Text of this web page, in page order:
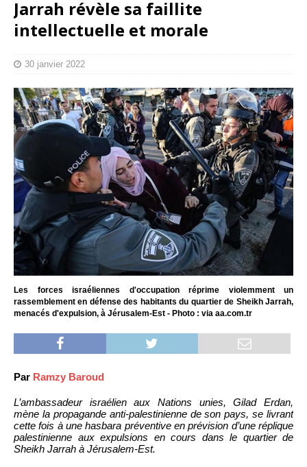
Jarrah révèle sa faillite
intellectuelle et morale
30 janvier 2022
Les forces israéliennes d'occupation réprime violemment un
rassemblement en défense des habitants du quartier de Sheikh Jarrah,
menacés d'expulsion, à Jérusalem-Est - Photo : via aa.com.tr
Par Ramzy Baroud
L’ambassadeur israélien aux Nations unies, Gilad Erdan,
mène la propagande anti-palestinienne de son pays, se livrant
cette fois à une hasbara préventive en prévision d’une réplique
palestinienne aux expulsions en cours dans le quartier de
Sheikh Jarrah à Jérusalem-Est.